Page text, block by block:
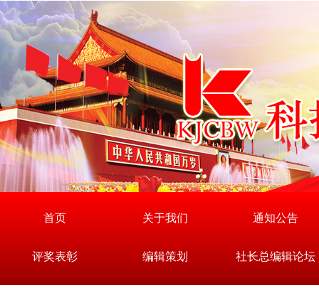
首页 关于我们 通知公告
评奖表彰 编辑策划 社长总编辑论坛